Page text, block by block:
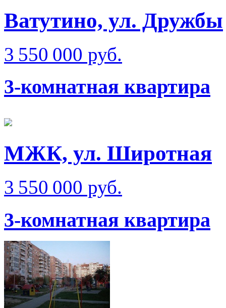
Ватутино, ул. Дружбы
3 550 000 руб.
3-комнатная квартира
МЖК, ул. Широтная
3 550 000 руб.
3-комнатная квартира